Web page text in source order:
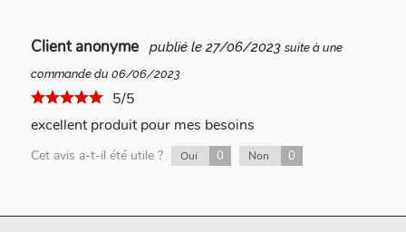
Client anonyme publié le 27/06/2023 suite à une
commande du 06/06/2023
5/5
excellent produit pour mes besoins
Cet avis a-t-il été utile ? Oui 0 Non 0